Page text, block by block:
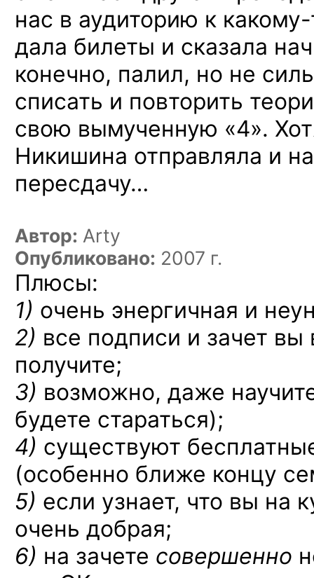
нас в аудиторию к
дала билеты и сказала
конечно, палил, но не
списать и повторить
свою вымученную «4».
Никишина отправляла и
пересдачу…
Автор: Arty
Опубликовано: 2007 г.
Плюсы:
1) очень энергичная и
2) все подписи и зачет вы
получите;
3) возможно, даже
будете стараться);
4) существуют
(особенно ближе концу
5) если узнает, что вы на
очень добрая;
6) на зачете совершенно